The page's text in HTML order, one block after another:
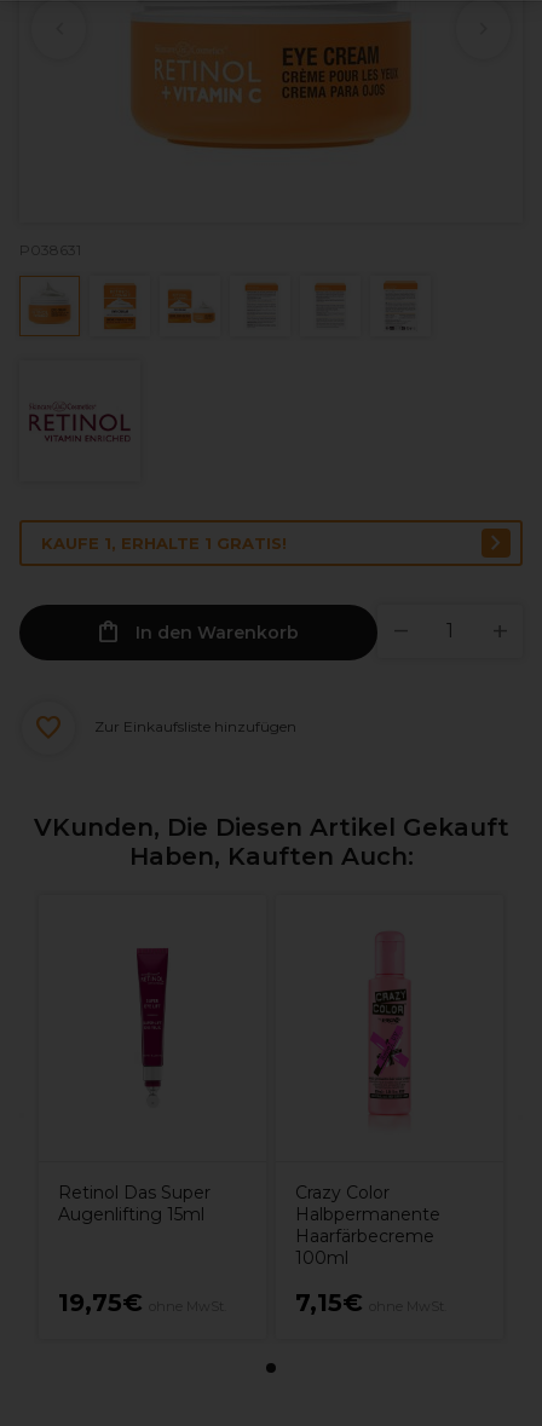
P038631
KAUFE 1, ERHALTE 1 GRATIS!
In den Warenkorb
Zur Einkaufsliste hinzufügen
VKunden, Die Diesen Artikel Gekauft
Haben, Kauften Auch:
Retinol Das Super
Augenlifting 15ml
19,75€
Crazy Color
Halbpermanente
Haarfärbecreme
100ml
7,15€